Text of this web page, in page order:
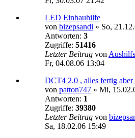
LED Einbauhilfe
von bizepsandi » So,
Antworten: 3
Zugriffe: 51416
Letzter Beitrag von
Fr, 04.08.06 13:04
DCT4 2.0 , alles fertig
von patton747 » Mi,
Antworten: 1
Zugriffe: 39380
Letzter Beitrag von
Sa, 18.02.06 15:49